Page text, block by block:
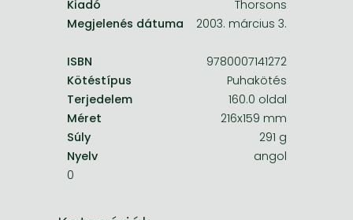
Kiadó
Thorsons
Megjelenés dátuma
2003. március 3.
ISBN
9780007141272
Kötéstípus
Puhakötés
Terjedelem
160.0 oldal
Méret
216x159 mm
Súly
291 g
Nyelv
angol
0